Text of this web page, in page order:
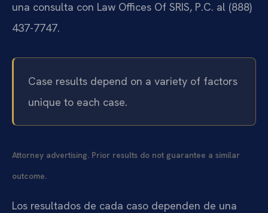
una consulta con Law Offices Of SRIS, P.C. al (888)
437-7747.
Case results depend on a variety of factors
unique to each case.
Attorney advertising. Prior results do not guarantee a similar
outcome.
Los resultados de cada caso dependen de una